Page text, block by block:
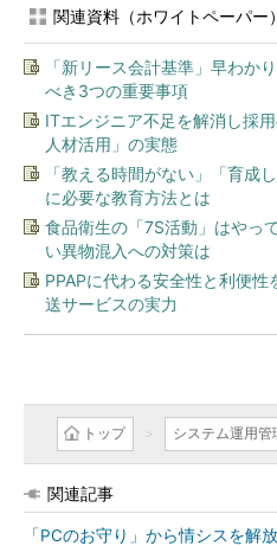
関連資料（ホワイトペーパー）
「新リース会計基準」早わか
べき3つの重要事項
ITエンジニア不足を解消し採
人材活用」の実態
「教える時間がない」「育
に必要な教育方法とは
食品衛生の「7S活動」はや
い異物混入への対策は
PPAPに代わる安全性と利便
送サービスの実力
トップ システム運用管
関連記事
「PCのお守り」から情シスを